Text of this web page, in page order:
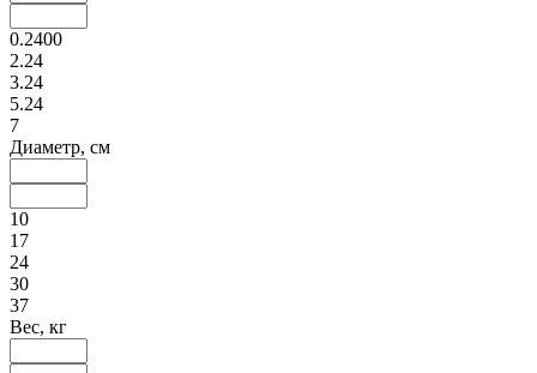
0.2400
2.24
3.24
5.24
7
Диаметр, см
10
17
24
30
37
Вес, кг